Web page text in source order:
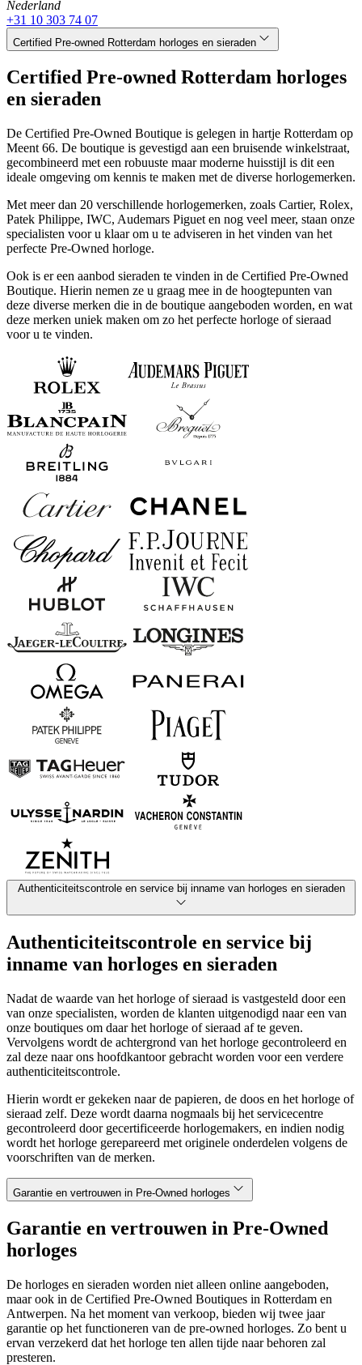
Nederland
+31 10 303 74 07
Certified Pre-owned Rotterdam horloges en sieraden
Certified Pre-owned Rotterdam horloges
en sieraden
De Certified Pre-Owned Boutique is gelegen in hartje Rotterdam op
Meent 66. De boutique is gevestigd aan een bruisende winkelstraat,
gecombineerd met een robuuste maar moderne huisstijl is dit een
ideale omgeving om kennis te maken met de diverse horlogemerken.
Met meer dan 20 verschillende horlogemerken, zoals Cartier, Rolex,
Patek Philippe, IWC, Audemars Piguet en nog veel meer, staan onze
specialisten voor u klaar om u te adviseren in het vinden van het
perfecte Pre-Owned horloge.
Ook is er een aanbod sieraden te vinden in de Certified Pre-Owned
Boutique. Hierin nemen ze u graag mee in de hoogtepunten van
deze diverse merken die in de boutique aangeboden worden, en wat
deze merken uniek maken om zo het perfecte horloge of sieraad
voor u te vinden.
Authenticiteitscontrole en service bij inname van horloges en sieraden
Authenticiteitscontrole en service bij
inname van horloges en sieraden
Nadat de waarde van het horloge of sieraad is vastgesteld door een
van onze specialisten, worden de klanten uitgenodigd naar een van
onze boutiques om daar het horloge of sieraad af te geven.
Vervolgens wordt de achtergrond van het horloge gecontroleerd en
zal deze naar ons hoofdkantoor gebracht worden voor een verdere
authenticiteitscontrole.
Hierin wordt er gekeken naar de papieren, de doos en het horloge of
sieraad zelf. Deze wordt daarna nogmaals bij het servicecentre
gecontroleerd door gecertificeerde horlogemakers, en indien nodig
wordt het horloge gerepareerd met originele onderdelen volgens de
voorschriften van de merken.
Garantie en vertrouwen in Pre-Owned horloges
Garantie en vertrouwen in Pre-Owned
horloges
De horloges en sieraden worden niet alleen online aangeboden,
maar ook in de Certified Pre-Owned Boutiques in Rotterdam en
Antwerpen. Na het moment van verkoop, bieden wij twee jaar
garantie op het functioneren van de pre-owned horloges. Zo bent u
ervan verzekerd dat het horloge ten allen tijde naar behoren zal
presteren.